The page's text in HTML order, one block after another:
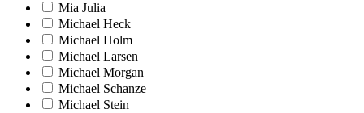
Mia Julia
Michael Heck
Michael Holm
Michael Larsen
Michael Morgan
Michael Schanze
Michael Stein